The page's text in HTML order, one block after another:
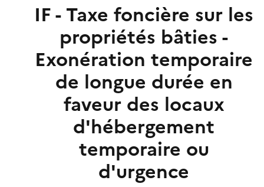
IF - Taxe foncière sur les
propriétés bâties -
Exonération temporaire
de longue durée en
faveur des locaux
d'hébergement
temporaire ou
d'urgence